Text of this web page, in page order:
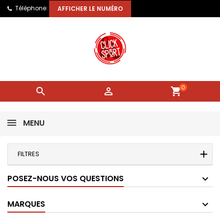
Téléphone: AFFICHER LE NUMÉRO
  shopping_cart0
MENU
FILTRES
POSEZ-NOUS VOS QUESTIONS
MARQUES